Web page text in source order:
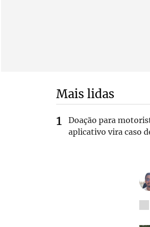
Mais lidas
Doação para
aplicativo vira caso